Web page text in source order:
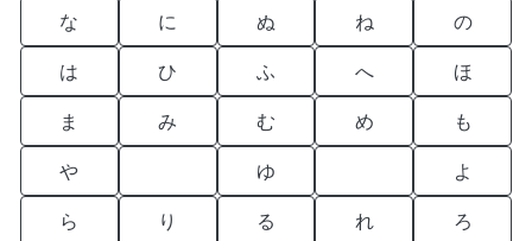
な に ぬ ね の
は ひ ふ へ ほ
ま み む め も
や ゆ よ
ら り る れ ろ